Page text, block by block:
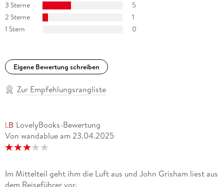
3 Sterne
5
2 Sterne
1
1 Stern
0
Eigene Bewertung schreiben
Zur Empfehlungsrangliste
LovelyBooks-Bewertung
Von wandablue am 23.04.2025
Im Mittelteil geht ihm die Luft aus und John Grisham liest aus
dem Reiseführer vor.